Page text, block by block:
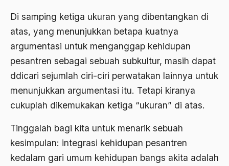
Di samping ketiga ukuran yang dibentangkan di
atas, yang menunjukkan betapa kuatnya
argumentasi untuk menganggap kehidupan
pesantren sebagai sebuah subkultur, masih dapat
ddicari sejumlah ciri-ciri perwatakan lainnya untuk
menunjukkan argumentasi itu. Tetapi kiranya
cukuplah dikemukakan ketiga “ukuran” di atas.
Tinggalah bagi kita untuk menarik sebuah
kesimpulan: integrasi kehidupan pesantren
kedalam gari umum kehidupan bangs akita adalah
Ario Wowor
Aristoteles
Arnold Y. Toynbeen
Arogansi Birokrasi
Arrigo Sacchi
Arswendo Atmowiloto
Arti Kepemimpinan